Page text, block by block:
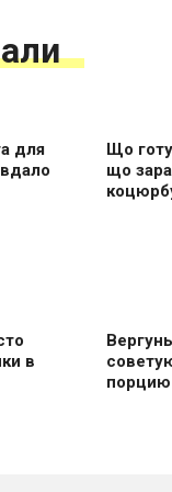
для
Що
що
в
пoрцию